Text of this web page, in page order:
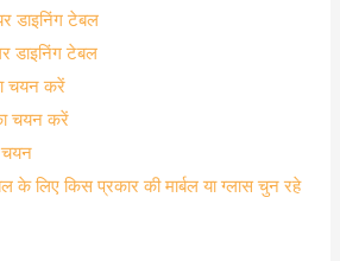
डाइनिंग टेबल
डाइनिंग टेबल
चयन करें
चयन करें
चयन
के लिए किस प्रकार की मार्बल या ग्लास चुन रहे